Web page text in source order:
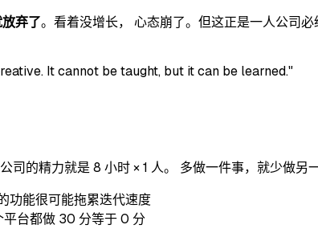
弃了。看着没增长， 心态崩了。但这正是一人公司
It cannot be taught, but it can be learned."
的精力就是 8 小时 × 1 人。 多做一件事，就少做另
功能很可能拖累迭代速度
台都做 30 分等于 0 分